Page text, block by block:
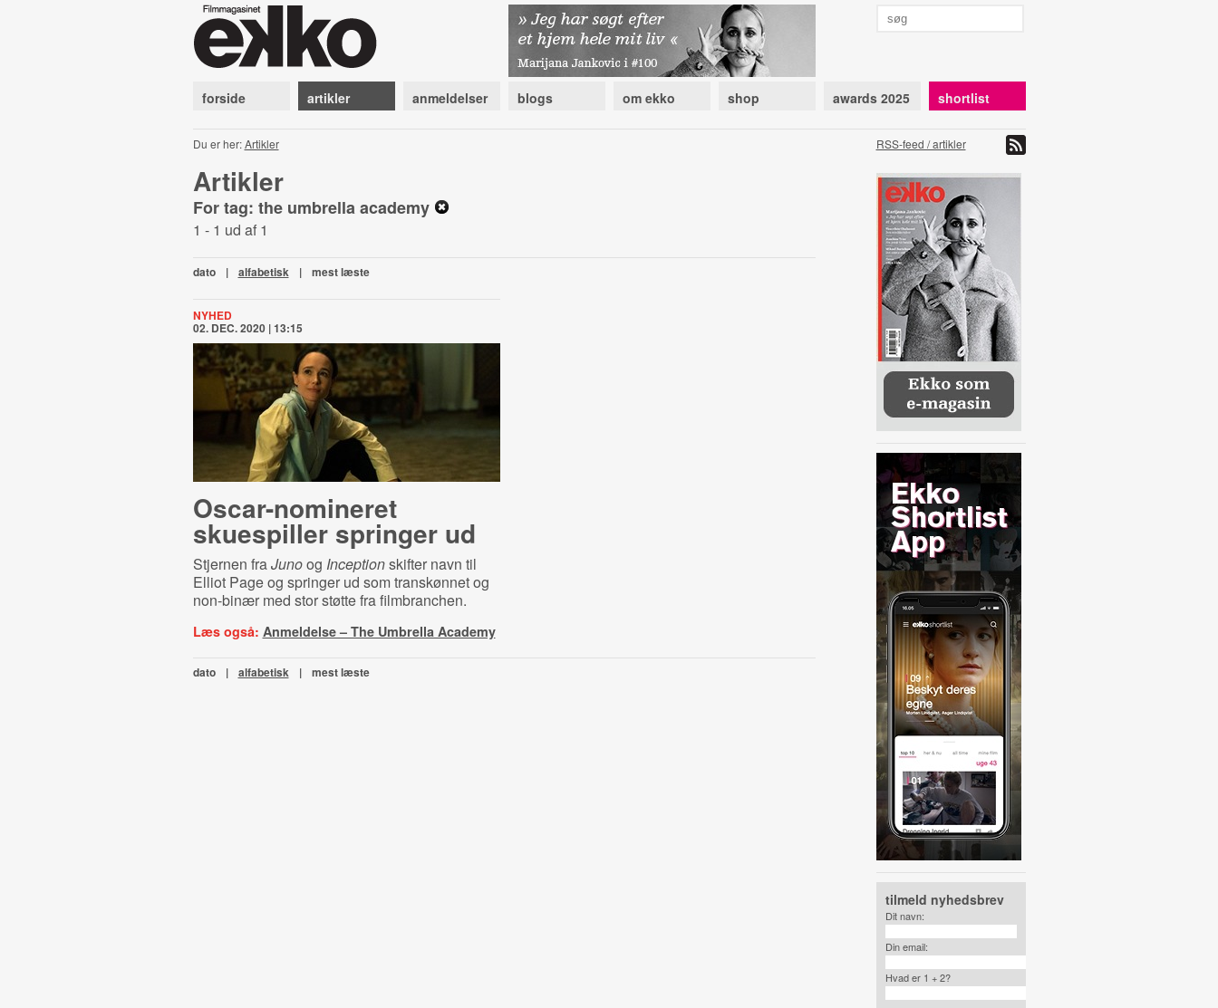
forside artikler anmeldelser blogs om ekko shop awards 2025 shortlist
Du er her:Artikler RSS-feed / artikler
Artikler
For tag: the umbrella academy
1 - 1 ud af 1
dato | alfabetisk | mest læste
NYHED
02. DEC. 2020 | 13:15
Oscar-​no­mi­ne­ret
skuespiller springer ud
Stjernen fraJunoog Inceptionskifter navn til
Elliot Page og springer ud som transkønnet og
non-binær med stor støtte fra filmbranchen.
Læs også: Anmeldelse – The Umbrella Academy
dato | alfabetisk | mest læste
tilmeld nyhedsbrev
Dit navn:
Din email:
Hvad er 1 + 2?